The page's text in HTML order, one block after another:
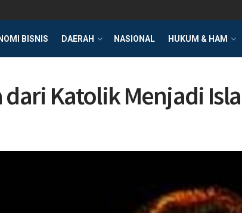
BISNIS DAERAH NASIONAL HUKUM & HAM
dari Katolik Menjadi